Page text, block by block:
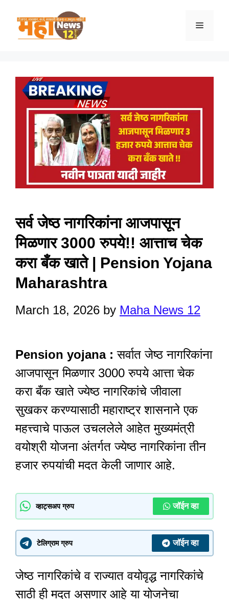
Menu
सर्व जेष्ठ नागरिकांना आजपासून
मिळणार 3000 रुपये!! आत्ताच चेक
करा बँक खाते | Pension Yojana
Maharashtra
March 18, 2026 by Maha News 12
Pension yojana : सर्वात जेष्ठ नागरिकांना
आजपासून मिळणार 3000 रुपये आत्ता चेक
करा बँक खाते ज्येष्ठ नागरिकांचे जीवाला
सुखकर करण्यासाठी महाराष्ट्र शासनाने एक
महत्त्वाचे पाऊल उचललेले आहेत मुख्यमंत्री
वयोश्री योजना अंतर्गत ज्येष्ठ नागरिकांना तीन
हजार रुपयांची मदत केली जाणार आहे.
व्हाट्सअप ग्रुप जॉईन व्हा
टेलिग्राम ग्रुप जॉईन व्हा
जेष्ठ नागरिकांचे व राज्यात वयोवृद्ध नागरिकांचे
साठी ही मदत असणार आहे या योजनेचा